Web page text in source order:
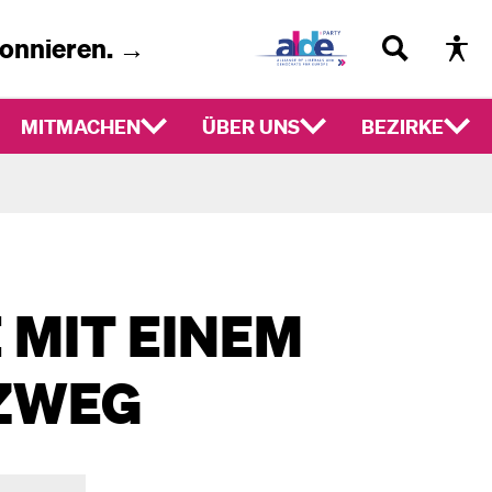
→
MITMACHEN ÜBER UNS BEZIRKE
EINEM